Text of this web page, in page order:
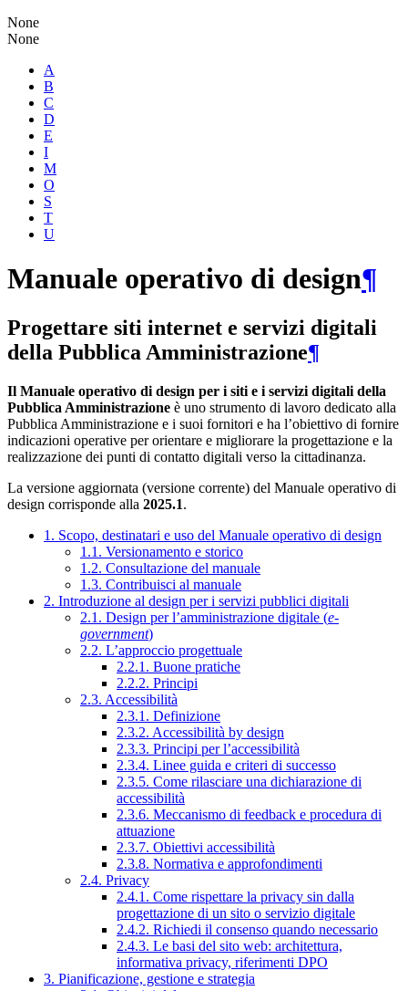
None
None
A
B
C
D
E
I
M
O
S
T
U
Manuale operativo di design¶
Progettare siti internet e servizi digitali
della Pubblica Amministrazione¶
Il Manuale operativo di design per i siti e i servizi digitali della
Pubblica Amministrazione è uno strumento di lavoro dedicato alla
Pubblica Amministrazione e i suoi fornitori e ha l’obiettivo di fornire
indicazioni operative per orientare e migliorare la progettazione e la
realizzazione dei punti di contatto digitali verso la cittadinanza.
La versione aggiornata (versione corrente) del Manuale operativo di
design corrisponde alla 2025.1.
1. Scopo, destinatari e uso del Manuale operativo di design
1.1. Versionamento e storico
1.2. Consultazione del manuale
1.3. Contribuisci al manuale
2. Introduzione al design per i servizi pubblici digitali
2.1. Design per l’amministrazione digitale (e-
government)
2.2. L’approccio progettuale
2.2.1. Buone pratiche
2.2.2. Principi
2.3. Accessibilità
2.3.1. Definizione
2.3.2. Accessibilità by design
2.3.3. Principi per l’accessibilità
2.3.4. Linee guida e criteri di successo
2.3.5. Come rilasciare una dichiarazione di
accessibilità
2.3.6. Meccanismo di feedback e procedura di
attuazione
2.3.7. Obiettivi accessibilità
2.3.8. Normativa e approfondimenti
2.4. Privacy
2.4.1. Come rispettare la privacy sin dalla
progettazione di un sito o servizio digitale
2.4.2. Richiedi il consenso quando necessario
2.4.3. Le basi del sito web: architettura,
informativa privacy, riferimenti DPO
3. Pianificazione, gestione e strategia